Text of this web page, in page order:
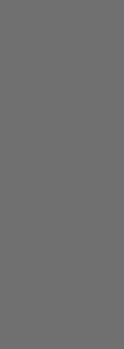
してJoin（8年
載